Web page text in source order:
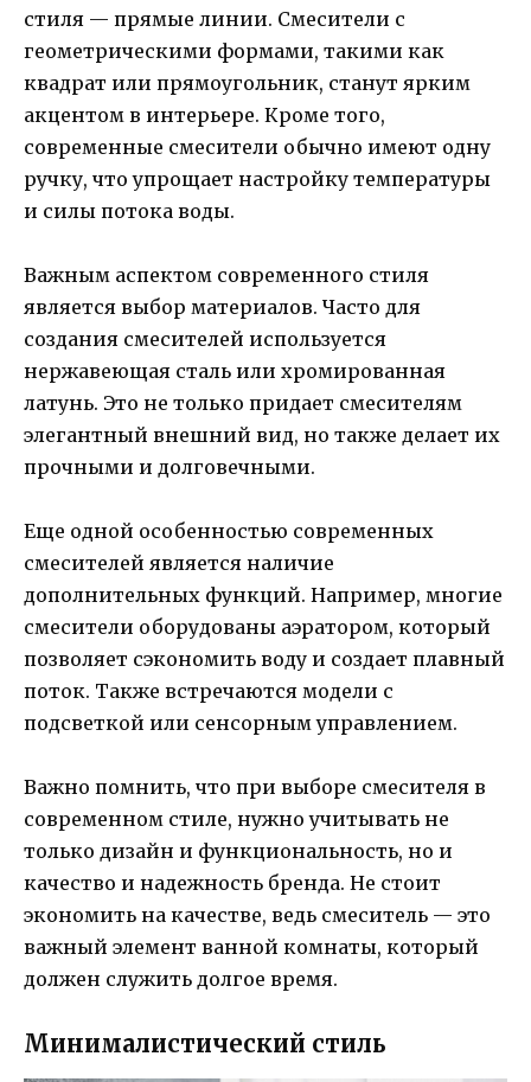
стиля — прямые линии. Смесители с
геометрическими формами, такими как
квадрат или прямоугольник, станут ярким
акцентом в интерьере. Кроме того,
современные смесители обычно имеют одну
ручку, что упрощает настройку температуры
и силы потока воды.
Важным аспектом современного стиля
является выбор материалов. Часто для
создания смесителей используется
нержавеющая сталь или хромированная
латунь. Это не только придает смесителям
элегантный внешний вид, но также делает их
прочными и долговечными.
Еще одной особенностью современных
смесителей является наличие
дополнительных функций. Например, многие
смесители оборудованы аэратором, который
позволяет сэкономить воду и создает плавный
поток. Также встречаются модели с
подсветкой или сенсорным управлением.
Важно помнить, что при выборе смесителя в
современном стиле, нужно учитывать не
только дизайн и функциональность, но и
качество и надежность бренда. Не стоит
экономить на качестве, ведь смеситель — это
важный элемент ванной комнаты, который
должен служить долгое время.
Минималистический стиль